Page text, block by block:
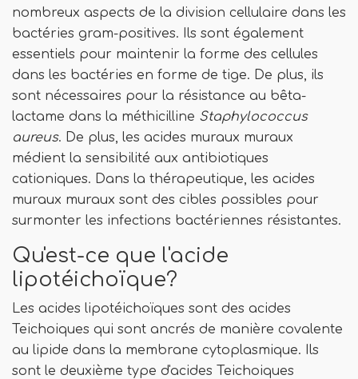
nombreux aspects de la division cellulaire dans les
bactéries gram-positives. Ils sont également
essentiels pour maintenir la forme des cellules
dans les bactéries en forme de tige. De plus, ils
sont nécessaires pour la résistance au bêta-
lactame dans la méthicilline Staphylococcus
aureus. De plus, les acides muraux muraux
médient la sensibilité aux antibiotiques
cationiques. Dans la thérapeutique, les acides
muraux muraux sont des cibles possibles pour
surmonter les infections bactériennes résistantes.
Qu'est-ce que l'acide
lipotéichoïque?
Les acides lipotéichoïques sont des acides
Teichoiques qui sont ancrés de manière covalente
au lipide dans la membrane cytoplasmique. Ils
sont le deuxième type d'acides Teichoiques